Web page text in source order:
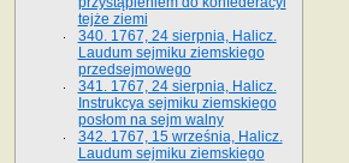
tejże ziemi
340. 1767, 24 sierpnia, Halicz.
Laudum sejmiku ziemskiego
przedsejmowego
341. 1767, 24 sierpnia, Halicz.
Instrukcya sejmiku ziemskiego
posłom na sejm walny
342. 1767, 15 września, Halicz.
Laudum sejmiku ziemskiego